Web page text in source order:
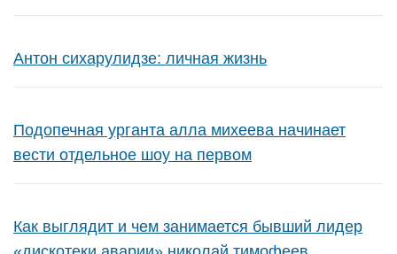
Антон сихарулидзе: личная жизнь
Подопечная урганта алла михеева начинает
вести отдельное шоу на первом
Как выглядит и чем занимается бывший лидер